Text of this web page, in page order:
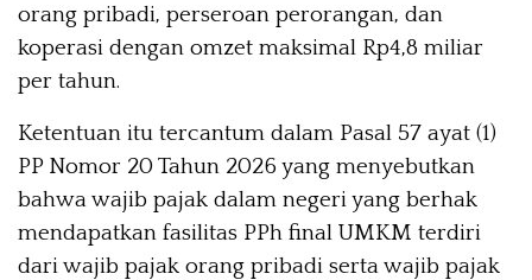
orang pribadi, perseroan perorangan, dan
koperasi dengan omzet maksimal Rp4,8 miliar
per tahun.
Ketentuan itu tercantum dalam Pasal 57 ayat (1)
PP Nomor 20 Tahun 2026 yang menyebutkan
bahwa wajib pajak dalam negeri yang berhak
mendapatkan fasilitas PPh final UMKM terdiri
dari wajib pajak orang pribadi serta wajib pajak